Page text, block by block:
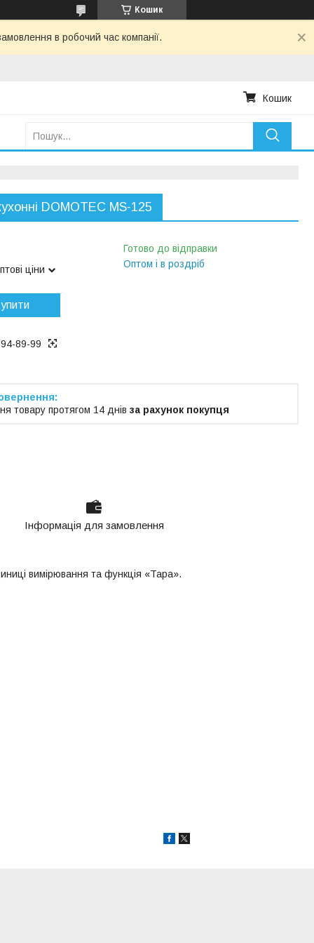
Кошик
в робочий час компанії.
Кошик
DOMOTEC MS-125
ціни
Готово до відправки
Оптом і в роздріб
89-99
товару протягом 14 днів за рахунок покупця
Інформація для замовлення
вимірювання та функція «Тара».